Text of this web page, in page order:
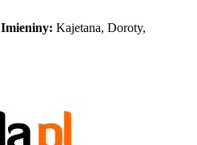
Imieniny: Kajetana, Doroty,